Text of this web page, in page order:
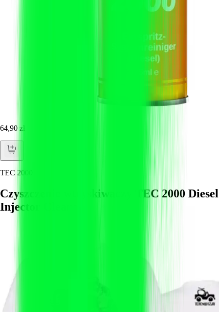
64,90 zł
TEC 2000
Czyszczenie wtryskiwaczy TEC 2000 Diesel
Injector Cleaner